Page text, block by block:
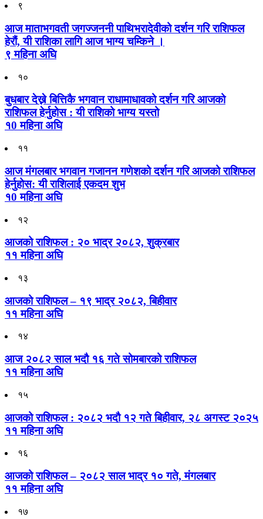
९
आज माताभगवती जगज्जननी पाथिभरादेवीको दर्शन गरि राशिफल
हेरौं, यी राशिका लागि आज भाग्य चम्किने ।
९ महिना अघि
१०
बुधबार देख्ने बित्तिकै भगवान राधामाधावको दर्शन गरि आजको
राशिफल हेर्नुहोस : यी राशिको भाग्य यस्तो
१0 महिना अघि
११
आज मंगलबार भगवान गजानन गणेशको दर्शन गरि आजको राशिफल
हेर्नुहोस: यी राशिलाई एकदम शुभ
१0 महिना अघि
१२
आजको राशिफल : २० भाद्र २०८२, शुक्रबार
११ महिना अघि
१३
आजको राशिफल – १९ भाद्र २०८२, बिहीवार
११ महिना अघि
१४
आज २०८२ साल भदौ १६ गते सोमबारको राशिफल
११ महिना अघि
१५
आजको राशिफल : २०८२ भदौ १२ गते बिहीवार, २८ अगस्ट २०२५
११ महिना अघि
१६
आजको राशिफल – २०८२ साल भाद्र १० गते, मंगलबार
११ महिना अघि
१७